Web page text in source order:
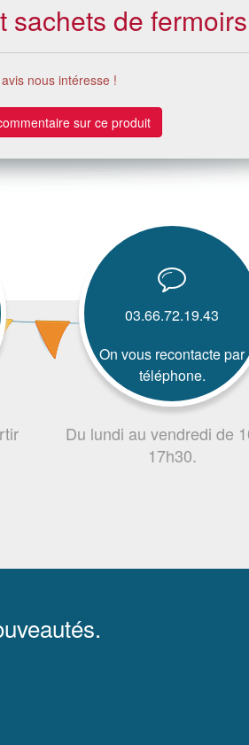
sachets de
nous intéresse !
sur ce produit
03.66.72.19.43
On vous recontacte par
téléphone.
Du lundi au vendredi de
17h30.